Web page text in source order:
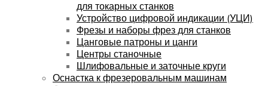
для токарных станков
Устройство цифровой индикации (УЦИ)
Фрезы и наборы фрез для станков
Цанговые патроны и цанги
Центры станочные
Шлифовальные и заточные круги
Оснастка к фрезеровальным машинам